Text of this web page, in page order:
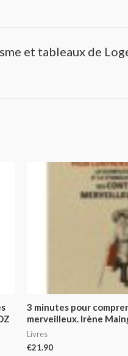
et tableaux de
3 minutes pour
merveilleux. Irène
Livres
€21.90